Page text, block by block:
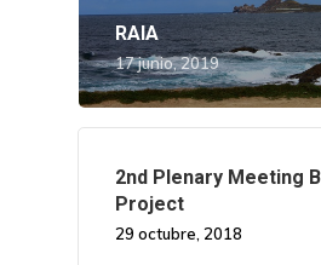
RAIA
17 junio, 2019
2nd Plenary Meeting
Project
29 octubre, 2018